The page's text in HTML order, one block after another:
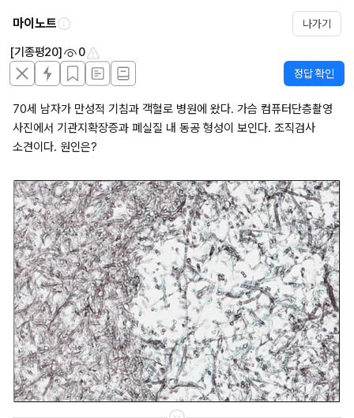
마이노트 나가기
[기종평20] 0
정답 확인
70세 남자가 만성적 기침과 객혈로 병원에 왔다. 가슴 컴퓨터단층촬영
사진에서 기관지확장증과 폐실질 내 동공 형성이 보인다. 조직검사
소견이다. 원인은?